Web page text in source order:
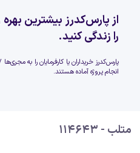
از پارس‌کدرز بیشترین
را زندگی کنید.
پارس‌کدرز خریداران یا کارفرمایان را به
انجام پروژه آماده هستند.
متلب - 114643